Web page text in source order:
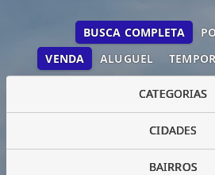
VENDA ALUGUEL
BUSCA COMPLETA
CATEGORIAS
CIDADES
BAIRROS